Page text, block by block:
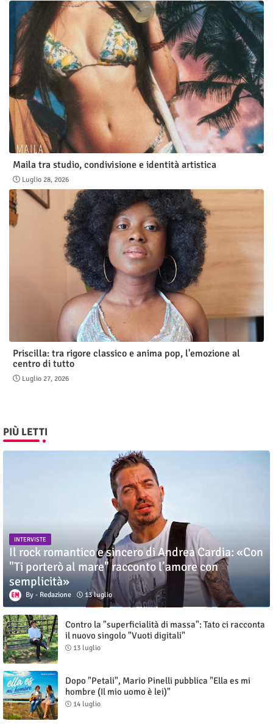
Maila tra studio, condivisione e identità artistica
Luglio 28, 2026
Priscilla: tra rigore classico e anima pop, l'emozione al
centro di tutto
Luglio 27, 2026
PIÙ LETTI
INTERVISTE
Il rock romantico e sincero di Andrea Cardia: «Con
"Ti porterò al mare" racconto l’amore con
semplicità»
Redazione 13 luglio
Contro la "superficialità di massa": Tato ci racconta
il nuovo singolo "Vuoti digitali"
13 luglio
Dopo "Petali", Mario Pinelli pubblica "Ella es mi
hombre (Il mio uomo è lei)"
14 luglio